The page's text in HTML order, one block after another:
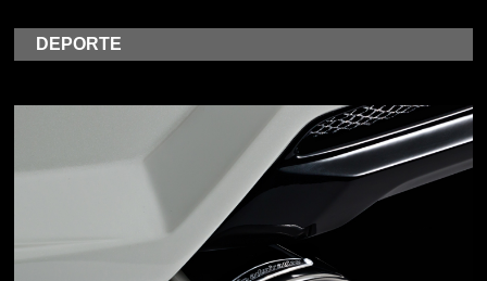
DEPORTE